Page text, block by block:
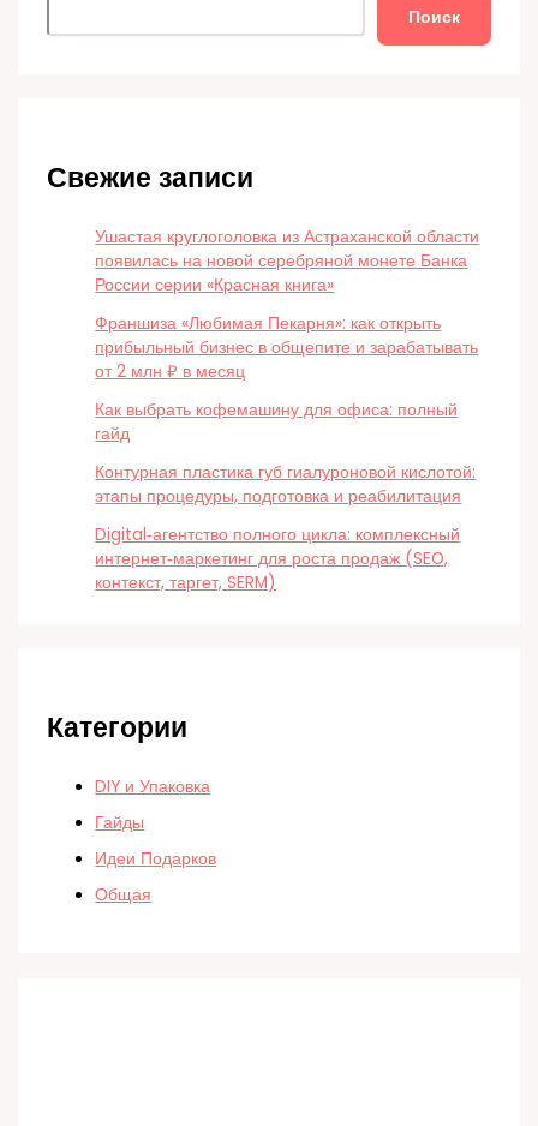
Поиск
Свежие записи
Ушастая круглоголовка из Астраханской области
появилась на новой серебряной монете Банка
России серии «Красная книга»
Франшиза «Любимая Пекарня»: как открыть
прибыльный бизнес в общепите и зарабатывать
от 2 млн ₽ в месяц
Как выбрать кофемашину для офиса: полный
гайд
Контурная пластика губ гиалуроновой кислотой:
этапы процедуры, подготовка и реабилитация
Digital‑агентство полного цикла: комплексный
интернет‑маркетинг для роста продаж (SEO,
контекст, таргет, SERM)
Категории
DIY и Упаковка
Гайды
Идеи Подарков
Общая